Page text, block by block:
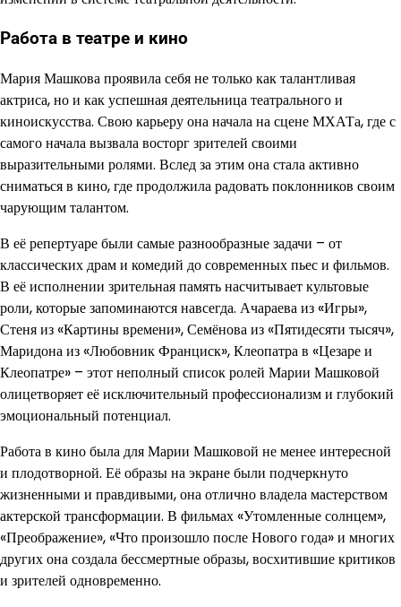
Работа в театре и кино
Мария Машкова проявила себя не только как талантливая
актриса, но и как успешная деятельница театрального и
киноискусства. Свою карьеру она начала на сцене МХАТа, где с
самого начала вызвала восторг зрителей своими
выразительными ролями. Вслед за этим она стала активно
сниматься в кино, где продолжила радовать поклонников своим
чарующим талантом.
В её репертуаре были самые разнообразные задачи – от
классических драм и комедий до современных пьес и фильмов.
В её исполнении зрительная память насчитывает культовые
роли, которые запоминаются навсегда. Ачараева из «Игры»,
Стеня из «Картины времени», Семёнова из «Пятидесяти тысяч»,
Маридона из «Любовник Франциск», Клеопатра в «Цезаре и
Клеопатре» – этот неполный список ролей Марии Машковой
олицетворяет её исключительный профессионализм и глубокий
эмоциональный потенциал.
Работа в кино была для Марии Машковой не менее интересной
и плодотворной. Её образы на экране были подчеркнуто
жизненными и правдивыми, она отлично владела мастерством
актерской трансформации. В фильмах «Утомленные солнцем»,
«Преображение», «Что произошло после Нового года» и многих
других она создала бессмертные образы, восхитившие критиков
и зрителей одновременно.